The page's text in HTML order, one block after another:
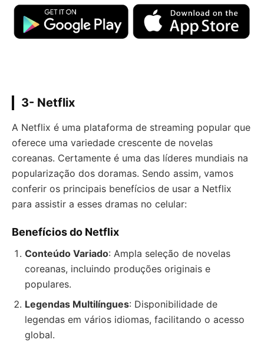
3- Netflix
A Netflix é uma plataforma de streaming popular que
oferece uma variedade crescente de novelas
coreanas. Certamente é uma das líderes mundiais na
popularização dos doramas. Sendo assim, vamos
conferir os principais benefícios de usar a Netflix
para assistir a esses dramas no celular:
Benefícios do Netflix
Conteúdo Variado: Ampla seleção de novelas
coreanas, incluindo produções originais e
populares.
Legendas Multilíngues: Disponibilidade de
legendas em vários idiomas, facilitando o acesso
global.